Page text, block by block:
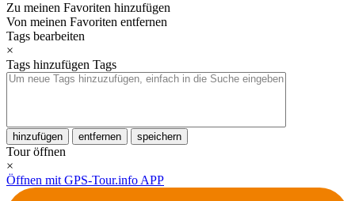
Zu meinen Favoriten hinzufügen
Von meinen Favoriten entfernen
Tags bearbeiten
×
Tags hinzufügen Tags
hinzufügen entfernen speichern
Tour öffnen
×
Öffnen mit GPS-Tour.info APP